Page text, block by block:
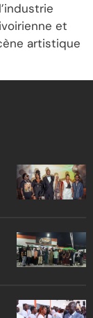
et
artistique